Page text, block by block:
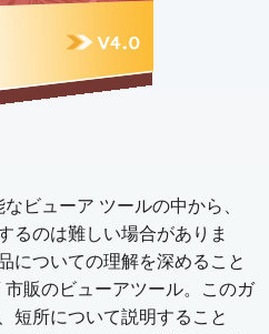
ビューア ツールの中から、
るのは難しい場合がありま
についての理解を深めること
販のビューアツール。このガ
短所について説明すること